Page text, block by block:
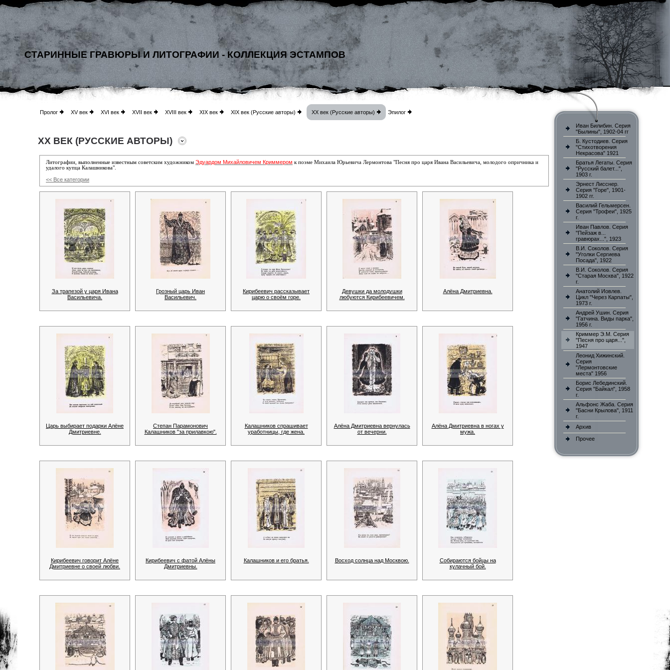
СТАРИННЫЕ ГРАВЮРЫ И ЛИТОГРАФИИ - КОЛЛЕКЦИЯ ЭСТАМПОВ
Пролог XV век XVI век XVII век XVIII век XIX век XIX век (Русские авторы) XX век (Русские авторы) Эпилог
XX ВЕК (РУССКИЕ АВТОРЫ)
Литографии, выполненные известным советским художником Эдуардом Михайловичем Криммером к поэме Михаила Юрьевича Лермонтова "Песня про царя Ивана Васильевича, молодого опричника и
удалого купца Калашникова".
<< Все категории
За трапезой у царя Ивана
Васильевича.
Грозный царь Иван
Васильевич.
Кирибеевич рассказывает
царю о своём горе.
Девушки да молодушки
любуются Кирибеевичем.
Алёна Дмитриевна.
Царь выбирает подарки Алёне
Дмитриевне.
Степан Парамонович
Калашников "за прилавкою".
Калашников спрашивает
уработницы, где жена.
Алёна Дмитриевна вернулась
от вечерни.
Алёна Дмитриевна в ногах у
мужа.
Кирибеевич говорит Алёне
Дмитриевне о своей любви.
Кирибеевич с фатой Алёны
Дмитриевны.
Калашников и его братья. Восход солнца над Москвою.
Собираются бойцы на
кулачный бой.
Иван Билибин. Серия
"Былины", 1902-04 гг
Б. Кустодиев. Серия
"Стихотворения
Некрасова" 1921
Братья Легаты. Серия
"Русский балет...",
1903 г.
Эрнест Лисснер.
Серия "Горе", 1901-
1902 гг.
Василий Гельмерсен.
Серия "Трофеи", 1925
г.
Иван Павлов. Серия
"Пейзаж в...
гравюрах...", 1923
В.И. Соколов. Серия
"Уголки Сергиева
Посада", 1922
В.И. Соколов. Серия
"Старая Москва", 1922
г.
Анатолий Иовлев.
Цикл "Через Карпаты",
1973 г.
Андрей Ушин. Серия
"Гатчина. Виды парка",
1956 г.
Криммер Э.М. Серия
"Песня про царя...",
1947
Леонид Хижинский.
Серия
"Лермонтовские
места" 1956
Борис Лебединский.
Серия "Байкал", 1958
г.
Альфонс Жаба. Серия
"Басни Крылова", 1911
г.
Архив
Прочее